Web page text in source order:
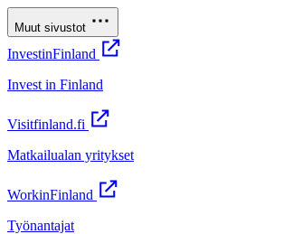
Muut sivustot
InvestinFinland
Invest in Finland
Visitfinland.fi
Matkailualan yritykset
WorkinFinland
Työnantajat